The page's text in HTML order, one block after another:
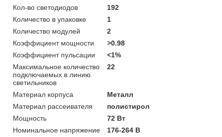
Кол-во светодиодов
192
Количество в упаковке
1
Количество модулей
2
Коэффициент мощности
>0.98
Коэффициент пульсации
<1%
Максимальное количество
подключаемых в линию
светильников
22
Материал корпуса
Металл
Материал рассеивателя
полистирол
Мощность
72 Вт
Номинальное напряжение
176-264 В